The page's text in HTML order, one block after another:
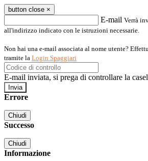
button close ×
E-mail Verrà
all'indirizzo indicato con le istruzioni necessarie.
Non hai una e-mail associata al nome utente?
tramite la Login Spaggiari
E-mail inviata, si prega di controllare la
Errore
Chiudi
Successo
Chiudi
Informazione